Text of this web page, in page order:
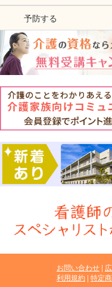
予防する
お問い合わせ
利用規約 特定